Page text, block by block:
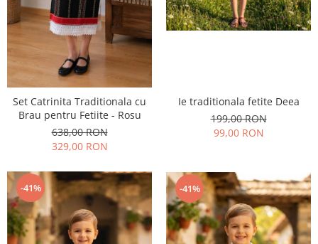
Set Catrinita Traditionala cu
Brau pentru Fetiite - Rosu
638,00 RON
329,00 RON
Ie traditionala fetite Deea
199,00 RON
99,00 RON
-41% -41%